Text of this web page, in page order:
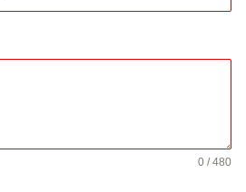
0 / 480